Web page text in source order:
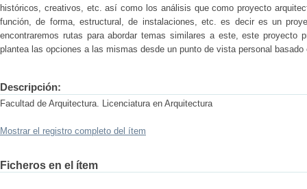
históricos, creativos, etc. así como los análisis que como proyecto
función, de forma, estructural, de instalaciones, etc. es decir es un
encontraremos rutas para abordar temas similares a este, este proyecto
plantea las opciones a las mismas desde un punto de vista personal
Descripción:
Facultad de Arquitectura. Licenciatura en Arquitectura
Mostrar el registro completo del ítem
Ficheros en el ítem